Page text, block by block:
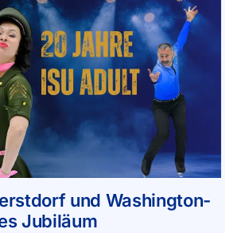
und Washington-
Jubiläum